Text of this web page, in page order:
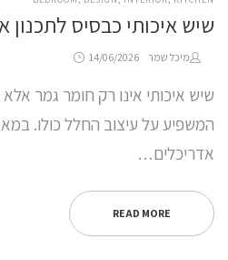
שיש איכותי כבסיס לתכנון
by
מיכל שמר
Posted 14/06/2026
שיש איכותי אינו רק חומר גמר
המשפיע על עיצוב החלל כולו.
אדריכלים…
READ MORE